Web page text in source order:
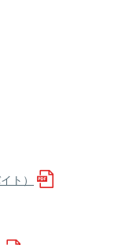
ト）